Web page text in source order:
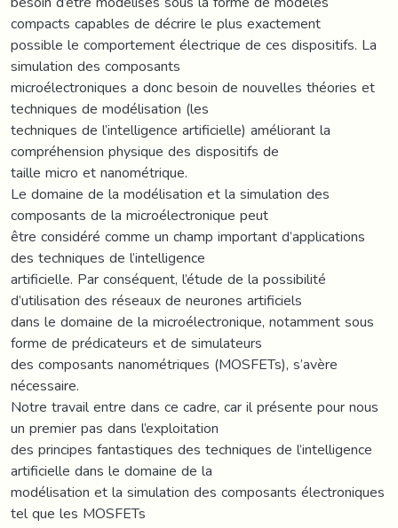
compacts capables de décrire le plus exactement
possible le comportement électrique de ces dispositifs. La
simulation des composants
microélectroniques a donc besoin de nouvelles théories et
techniques de modélisation (les
techniques de l’intelligence artificielle) améliorant la
compréhension physique des dispositifs de
taille micro et nanométrique.
Le domaine de la modélisation et la simulation des
composants de la microélectronique peut
être considéré comme un champ important d’applications
des techniques de l’intelligence
artificielle. Par conséquent, l’étude de la possibilité
d’utilisation des réseaux de neurones artificiels
dans le domaine de la microélectronique, notamment sous
forme de prédicateurs et de simulateurs
des composants nanométriques (MOSFETs), s’avère
nécessaire.
Notre travail entre dans ce cadre, car il présente pour nous
un premier pas dans l’exploitation
des principes fantastiques des techniques de l’intelligence
artificielle dans le domaine de la
modélisation et la simulation des composants électroniques
tel que les MOSFETs